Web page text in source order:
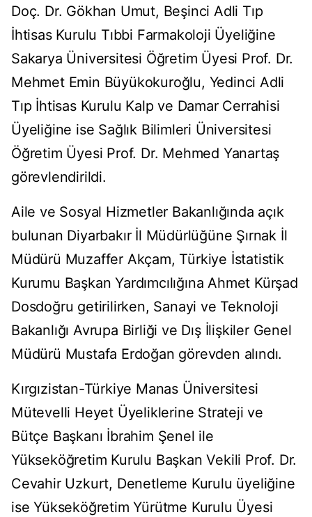
Doç. Dr. Gökhan Umut, Beşinci Adli Tıp
İhtisas Kurulu Tıbbi Farmakoloji Üyeliğine
Sakarya Üniversitesi Öğretim Üyesi Prof. Dr.
Mehmet Emin Büyükokuroğlu, Yedinci Adli
Tıp İhtisas Kurulu Kalp ve Damar Cerrahisi
Üyeliğine ise Sağlık Bilimleri Üniversitesi
Öğretim Üyesi Prof. Dr. Mehmed Yanartaş
görevlendirildi.
Aile ve Sosyal Hizmetler Bakanlığında açık
bulunan Diyarbakır İl Müdürlüğüne Şırnak İl
Müdürü Muzaffer Akçam, Türkiye İstatistik
Kurumu Başkan Yardımcılığına Ahmet Kürşad
Dosdoğru getirilirken, Sanayi ve Teknoloji
Bakanlığı Avrupa Birliği ve Dış İlişkiler Genel
Müdürü Mustafa Erdoğan görevden alındı.
Kırgızistan-Türkiye Manas Üniversitesi
Mütevelli Heyet Üyeliklerine Strateji ve
Bütçe Başkanı İbrahim Şenel ile
Yükseköğretim Kurulu Başkan Vekili Prof. Dr.
Cevahir Uzkurt, Denetleme Kurulu üyeliğine
ise Yükseköğretim Yürütme Kurulu Üyesi